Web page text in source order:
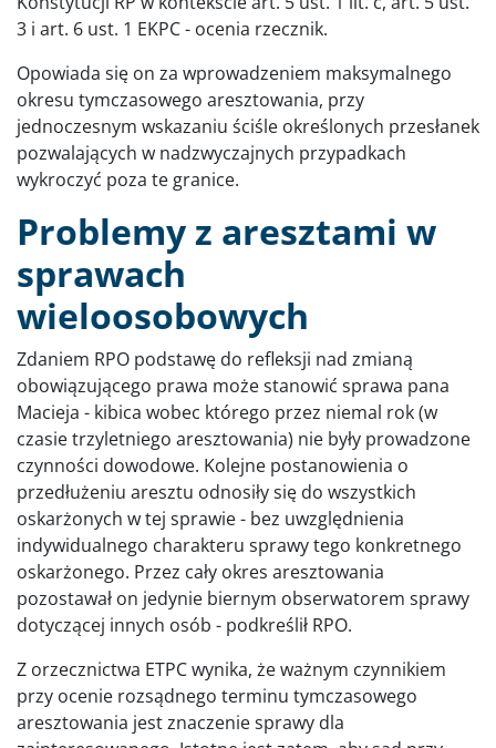
3 i art. 6 ust. 1 EKPC - ocenia rzecznik.
Opowiada się on za wprowadzeniem maksymalnego
okresu tymczasowego aresztowania, przy
jednoczesnym wskazaniu ściśle określonych przesłanek
pozwalających w nadzwyczajnych przypadkach
wykroczyć poza te granice.
Problemy z aresztami w
sprawach
wieloosobowych
Zdaniem RPO podstawę do refleksji nad zmianą
obowiązującego prawa może stanowić sprawa pana
Macieja - kibica wobec którego przez niemal rok (w
czasie trzyletniego aresztowania) nie były prowadzone
czynności dowodowe. Kolejne postanowienia o
przedłużeniu aresztu odnosiły się do wszystkich
oskarżonych w tej sprawie - bez uwzględnienia
indywidualnego charakteru sprawy tego konkretnego
oskarżonego. Przez cały okres aresztowania
pozostawał on jedynie biernym obserwatorem sprawy
dotyczącej innych osób - podkreślił RPO.
Z orzecznictwa ETPC wynika, że ważnym czynnikiem
przy ocenie rozsądnego terminu tymczasowego
aresztowania jest znaczenie sprawy dla